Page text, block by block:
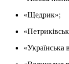
«Щедрик»;